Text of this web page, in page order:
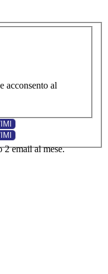
acconsento al
2 email al mese.